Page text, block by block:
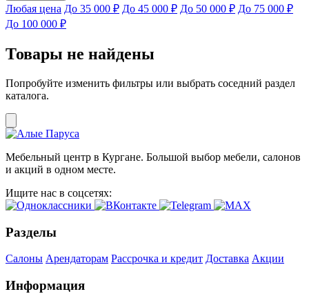
Любая цена До 35 000 ₽ До 45 000 ₽ До 50 000 ₽ До 75 000 ₽
До 100 000 ₽
Товары не найдены
Попробуйте изменить фильтры или выбрать соседний раздел
каталога.
Мебельный центр в Кургане. Большой выбор мебели, салонов
и акций в одном месте.
Ищите нас в соцсетях:
Разделы
Салоны Арендаторам Рассрочка и кредит Доставка Акции
Информация